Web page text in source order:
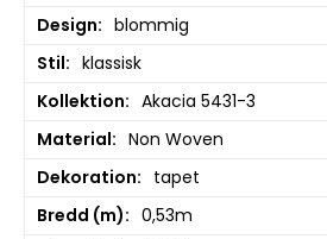
Design
blommig
Stil
klassisk
Kollektion
Akacia 5431-3
Material
Non Woven
Dekoration
tapet
Bredd (m)
0,53m